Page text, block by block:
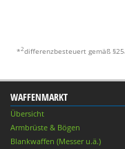
*2differenzbesteuert gemäß
WAFFENMARKT
Übersicht
Armbrüste & Bögen
Blankwaffen (Messer u.ä.)